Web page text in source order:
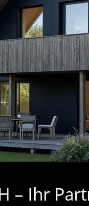
– Ihr